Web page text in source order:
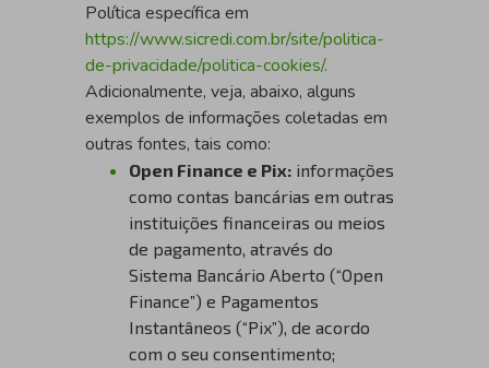
Política específica em
https://www.sicredi.com.br/site/politica-
de-privacidade/politica-cookies/.
Adicionalmente, veja, abaixo, alguns
exemplos de informações coletadas em
outras fontes, tais como:
Open Finance e Pix: informações
como contas bancárias em outras
instituições financeiras ou meios
de pagamento, através do
Sistema Bancário Aberto (“Open
Finance”) e Pagamentos
Instantâneos (“Pix”), de acordo
com o seu consentimento;